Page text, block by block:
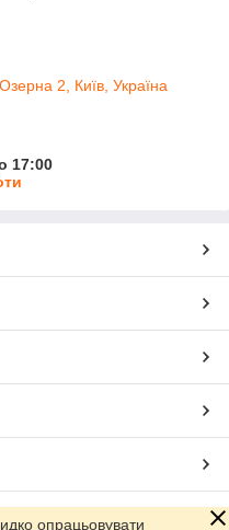
2, Київ, Україна
17:00
Prom.ua
опрацьовувати